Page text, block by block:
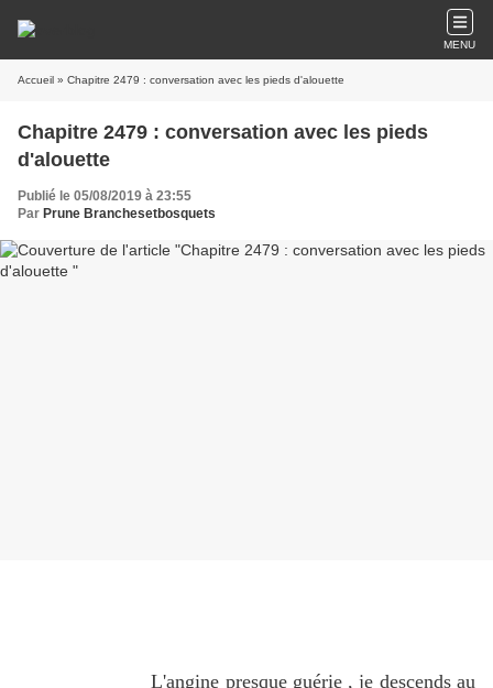
MENU
Accueil » Chapitre 2479 : conversation avec les pieds d'alouette
Chapitre 2479 : conversation avec les pieds
d'alouette
Publié le 05/08/2019 à 23:55
Par Prune Branchesetbosquets
L'angine presque guérie , je descends au